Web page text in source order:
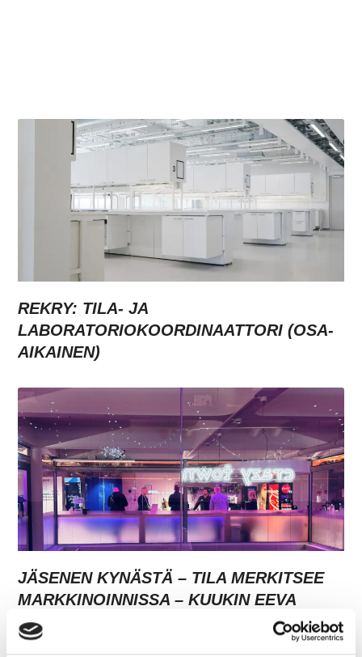
REKRY: TILA- JA
LABORATORIOKOORDINAATTORI (OSA-
AIKAINEN)
JÄSENEN KYNÄSTÄ – TILA MERKITSEE
MARKKINOINNISSA – KUUKIN EEVA
RISTKARI